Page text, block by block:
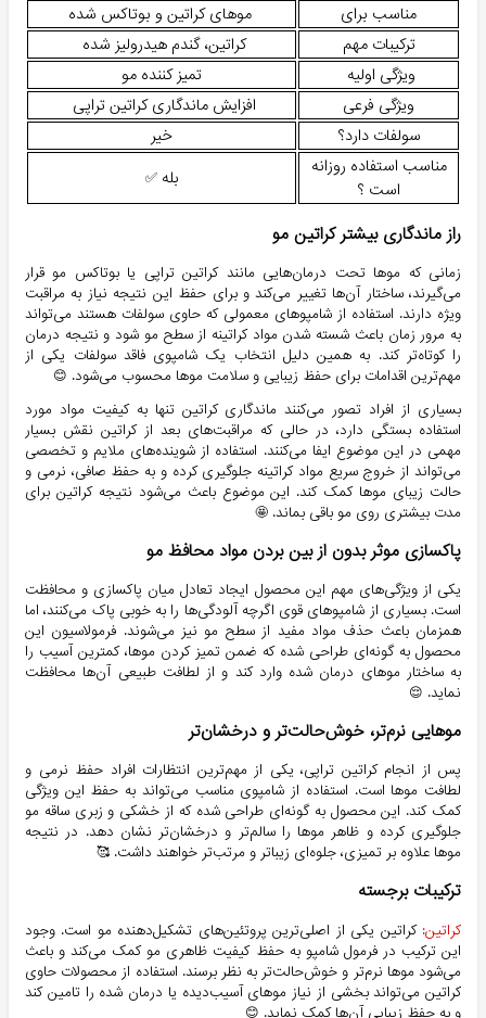
مناسب برای
موهای کراتین و بوتاکس شده
ترکیبات مهم
کراتین، گندم هیدرولیز شده
ویژگی اولیه
تمیز کننده مو
ویژگی فرعی
افزایش ماندگاری کراتین تراپی
سولفات دارد؟
خیر
مناسب استفاده روزانه
است ؟
بله ✅
راز ماندگاری بیشتر کراتین مو
زمانی که موها تحت درمان‌هایی مانند کراتین تراپی یا بوتاکس مو قرار
می‌گیرند، ساختار آن‌ها تغییر می‌کند و برای حفظ این نتیجه نیاز به مراقبت
ویژه دارند. استفاده از شامپوهای معمولی که حاوی سولفات هستند می‌تواند
به مرور زمان باعث شسته شدن مواد کراتینه از سطح مو شود و نتیجه درمان
را کوتاه‌تر کند. به همین دلیل انتخاب یک شامپوی فاقد سولفات یکی از
مهم‌ترین اقدامات برای حفظ زیبایی و سلامت موها محسوب می‌شود. 😊
بسیاری از افراد تصور می‌کنند ماندگاری کراتین تنها به کیفیت مواد مورد
استفاده بستگی دارد، در حالی که مراقبت‌های بعد از کراتین نقش بسیار
مهمی در این موضوع ایفا می‌کنند. استفاده از شوینده‌های ملایم و تخصصی
می‌تواند از خروج سریع مواد کراتینه جلوگیری کرده و به حفظ صافی، نرمی و
حالت زیبای موها کمک کند. این موضوع باعث می‌شود نتیجه کراتین برای
مدت بیشتری روی مو باقی بماند. 🤩
پاکسازی موثر بدون از بین بردن مواد محافظ مو
یکی از ویژگی‌های مهم این محصول ایجاد تعادل میان پاکسازی و محافظت
است. بسیاری از شامپوهای قوی اگرچه آلودگی‌ها را به خوبی پاک می‌کنند، اما
همزمان باعث حذف مواد مفید از سطح مو نیز می‌شوند. فرمولاسیون این
محصول به گونه‌ای طراحی شده که ضمن تمیز کردن موها، کمترین آسیب را
به ساختار موهای درمان شده وارد کند و از لطافت طبیعی آن‌ها محافظت
نماید. 😌
موهایی نرم‌تر، خوش‌حالت‌تر و درخشان‌تر
پس از انجام کراتین تراپی، یکی از مهم‌ترین انتظارات افراد حفظ نرمی و
لطافت موها است. استفاده از شامپوی مناسب می‌تواند به حفظ این ویژگی
کمک کند. این محصول به گونه‌ای طراحی شده که از خشکی و زبری ساقه مو
جلوگیری کرده و ظاهر موها را سالم‌تر و درخشان‌تر نشان دهد. در نتیجه
موها علاوه بر تمیزی، جلوه‌ای زیباتر و مرتب‌تر خواهند داشت. 🥰
ترکیبات برجسته
کراتین:کراتین یکی از اصلی‌ترین پروتئین‌های تشکیل‌دهنده مو است. وجود
این ترکیب در فرمول شامپو به حفظ کیفیت ظاهری مو کمک می‌کند و باعث
می‌شود موها نرم‌تر و خوش‌حالت‌تر به نظر برسند. استفاده از محصولات حاوی
کراتین می‌تواند بخشی از نیاز موهای آسیب‌دیده یا درمان شده را تامین کند
و به حفظ زیبایی آن‌ها کمک نماید. 😊